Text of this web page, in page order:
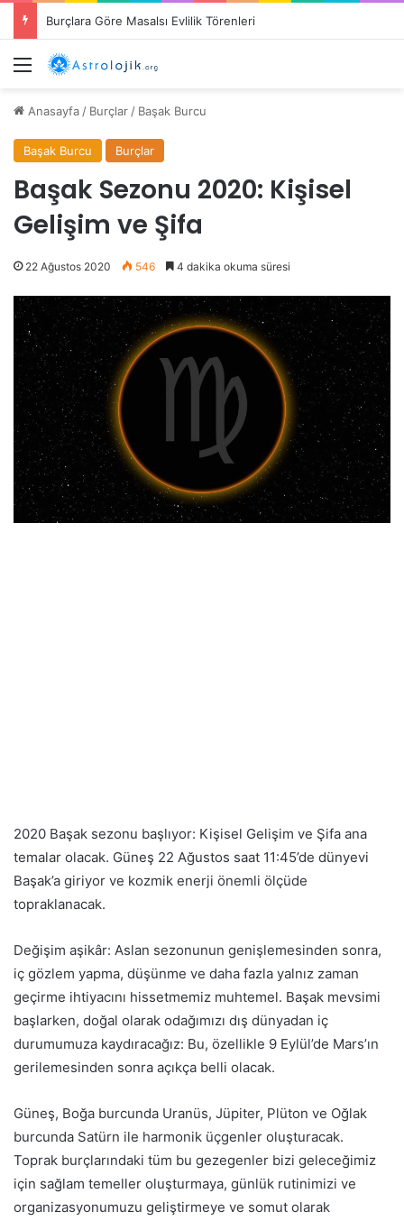
Menü
Anasayfa / Burçlar / Başak Burcu
Başak Burcu Burçlar
Başak Sezonu 2020: Kişisel
Gelişim ve Şifa
22 Ağustos 2020 546 4 dakika okuma süresi
2020 Başak sezonu başlıyor: Kişisel Gelişim ve Şifa ana
temalar olacak. Güneş 22 Ağustos saat 11:45’de dünyevi
Başak’a giriyor ve kozmik enerji önemli ölçüde
topraklanacak.
Değişim aşikâr: Aslan sezonunun genişlemesinden sonra,
iç gözlem yapma, düşünme ve daha fazla yalnız zaman
geçirme ihtiyacını hissetmemiz muhtemel. Başak mevsimi
başlarken, doğal olarak odağımızı dış dünyadan iç
durumumuza kaydıracağız: Bu, özellikle 9 Eylül’de Mars’ın
gerilemesinden sonra açıkça belli olacak.
Güneş, Boğa burcunda Uranüs, Jüpiter, Plüton ve Oğlak
burcunda Satürn ile harmonik üçgenler oluşturacak.
Toprak burçlarındaki tüm bu gezegenler bizi geleceğimiz
için sağlam temeller oluşturmaya, günlük rutinimizi ve
organizasyonumuzu geliştirmeye ve somut olarak